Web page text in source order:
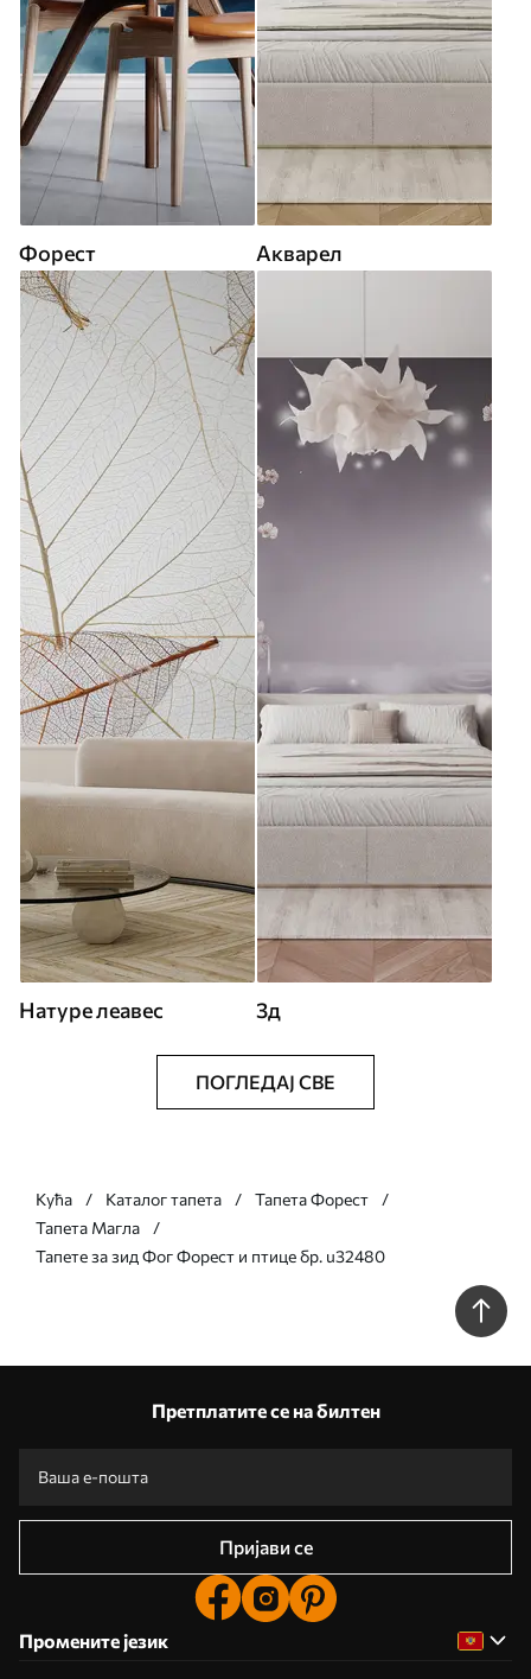
Форест Акварел
Натуре леавес 3д
ПОГЛЕДАЈ СВЕ
Кућа Каталог тапета
Тапета Форест
Тапета Магла
Тапете за зид Фог Форест и птице бр. u32480
Претплатите се на билтен
Пријави се
Промените језик